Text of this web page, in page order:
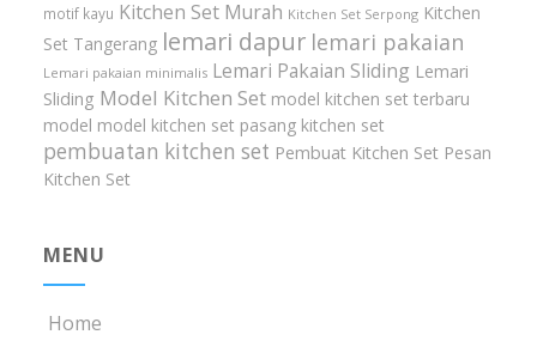
motif kayu Kitchen Set Murah Kitchen Set Serpong Kitchen
Set Tangerang lemari dapur lemari pakaian
Lemari pakaian minimalis Lemari Pakaian Sliding Lemari
Sliding Model Kitchen Set model kitchen set terbaru
model model kitchen set pasang kitchen set
pembuatan kitchen set Pembuat Kitchen Set Pesan
Kitchen Set
MENU
Home